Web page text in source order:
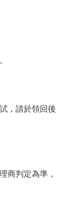
，請於領回後
商判定為準，